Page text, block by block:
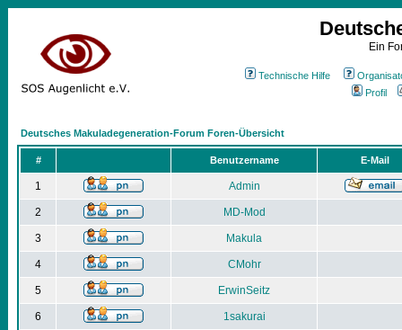
Ein
Technische Hilfe
Profil
Deutsches Makuladegeneration-Forum Foren-Übersicht
# Benutzername E-Mail
1 Admin
2 MD-Mod
3 Makula
4 CMohr
5 ErwinSeitz
6 1sakurai